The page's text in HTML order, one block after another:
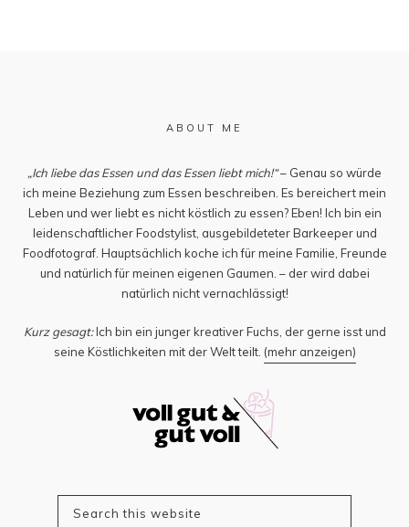
ABOUT ME
„Ich liebe das Essen und das Essen liebt mich!“– Genau so würde
ich meine Beziehung zum Essen beschreiben. Es bereichert mein
Leben und wer liebt es nicht köstlich zu essen? Eben! Ich bin ein
leidenschaftlicher Foodstylist, ausgebildeteter Barkeeper und
Foodfotograf. Hauptsächlich koche ich für meine Familie, Freunde
und natürlich für meinen eigenen Gaumen. – der wird dabei
natürlich nicht vernachlässigt!
Kurz gesagt:Ich bin ein junger kreativer Fuchs, der gerne isst und
seine Köstlichkeiten mit der Welt teilt. (mehr anzeigen)